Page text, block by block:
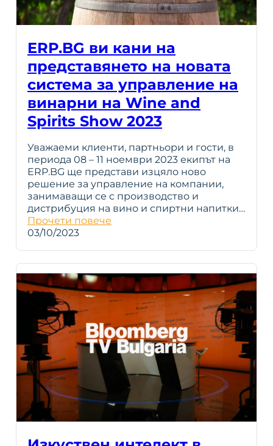
ERP.BG ви кани на
представянето на новата
система за управление на
винарни на Wine and
Spirits Show 2023
Уважаеми клиенти, партньори и гости, в
периода 08 – 11 ноември 2023 екипът на
ERP.BG ще представи изцяло ново
решение за управление на компании,
занимаващи се с производство и
дистрибуция на вино и спиртни напитки…
Прочети повече
03/10/2023